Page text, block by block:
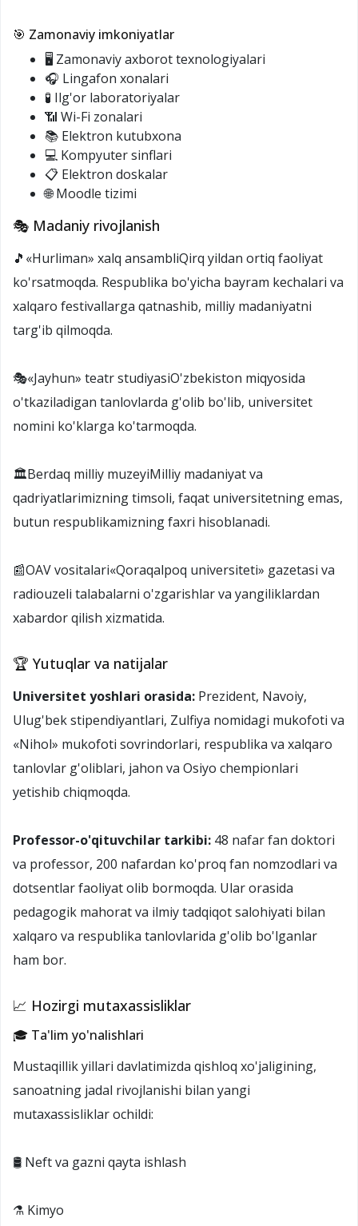
🎯 Zamonaviy imkoniyatlar
🖥️ Zamonaviy axborot texnologiyalari
🎧 Lingafon xonalari
🧪 Ilg'or laboratoriyalar
📶 Wi-Fi zonalari
📚 Elektron kutubxona
💻 Kompyuter sinflari
📋 Elektron doskalar
🌐 Moodle tizimi
🎭 Madaniy rivojlanish
🎵«Hurliman» xalq ansambliQirq yildan ortiq faoliyat
ko'rsatmoqda. Respublika bo'yicha bayram kechalari va
xalqaro festivallarga qatnashib, milliy madaniyatni
targ'ib qilmoqda.
🎭«Jayhun» teatr studiyasiO'zbekiston miqyosida
o'tkaziladigan tanlovlarda g'olib bo'lib, universitet
nomini ko'klarga ko'tarmoqda.
🏛️Berdaq milliy muzeyiMilliy madaniyat va
qadriyatlarimizning timsoli, faqat universitetning emas,
butun respublikamizning faxri hisoblanadi.
📰OAV vositalari«Qoraqalpoq universiteti» gazetasi va
radiouzeli talabalarni o'zgarishlar va yangiliklardan
xabardor qilish xizmatida.
🏆 Yutuqlar va natijalar
Universitet yoshlari orasida: Prezident, Navoiy,
Ulug'bek stipendiyantlari, Zulfiya nomidagi mukofoti va
«Nihol» mukofoti sovrindorlari, respublika va xalqaro
tanlovlar g'oliblari, jahon va Osiyo chempionlari
yetishib chiqmoqda.
Professor-o'qituvchilar tarkibi: 48 nafar fan doktori
va professor, 200 nafardan ko'proq fan nomzodlari va
dotsentlar faoliyat olib bormoqda. Ular orasida
pedagogik mahorat va ilmiy tadqiqot salohiyati bilan
xalqaro va respublika tanlovlarida g'olib bo'lganlar
ham bor.
📈 Hozirgi mutaxassisliklar
🎓 Ta'lim yo'nalishlari
Mustaqillik yillari davlatimizda qishloq xo'jaligining,
sanoatning jadal rivojlanishi bilan yangi
mutaxassisliklar ochildi:
🛢️ Neft va gazni qayta ishlash
⚗️ Kimyo